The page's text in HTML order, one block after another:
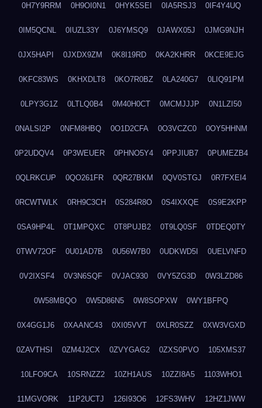
0H7Y9RRM 0H9OI0N1 0HYK5SEI 0IA5RSJ3 0IF4Y4UQ
0IM5QCNL 0IUZL33Y 0J6YMSQ9 0JAWX05J 0JMG9NJH
0JX5HAPI 0JXDX9ZM 0K8I19RD 0KA2KHRR 0KCE9EJG
0KFC83WS 0KHXDLT8 0KO7R0BZ 0LA240G7 0LIQ91PM
0LPY3G1Z 0LTLQ0B4 0M40H0CT 0MCMJJJP 0N1LZI50
0NALSI2P 0NFM8HBQ 0O1D2CFA 0O3VCZC0 0OY5HHNM
0P2UDQV4 0P3WEUER 0PHNO5Y4 0PPJIUB7 0PUMEZB4
0QLRKCUP 0QO261FR 0QR27BKM 0QV0STGJ 0R7FXEI4
0RCWTWLK 0RH9C3CH 0S284R8O 0S4IXXQE 0S9E2KPP
0SA9HP4L 0T1MPQXC 0T8PUJB2 0T9LQ0SF 0TDEQ0TY
0TWV72OF 0U01AD7B 0U56W7B0 0UDKWD5I 0UELVNFD
0V2IXSF4 0V3N6SQF 0VJAC930 0VY5ZG3D 0W3LZD86
0W58MBQO 0W5D86N5 0W8SOPXW 0WY1BFPQ
0X4GG1J6 0XAANC43 0XI05VVT 0XLR0SZZ 0XW3VGXD
0ZAVTHSI 0ZM4J2CX 0ZVYGAG2 0ZXS0PVO 105XMS37
10LFO9CA 10SRNZZ2 10ZH1AUS 10ZZI8A5 1103WHO1
11MGVORK 11P2UCTJ 126I93O6 12FS3WHV 12HZ1JWW